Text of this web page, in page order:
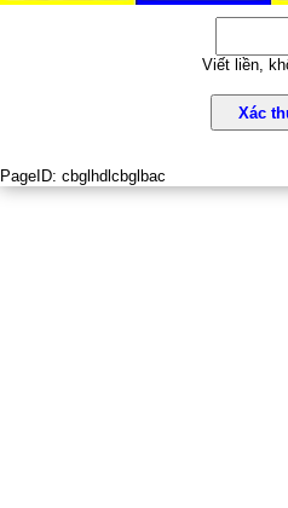
Viết liền,
Xác
PageID: cbglhdlcbglbac